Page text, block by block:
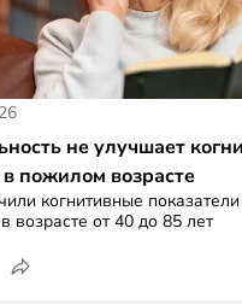
не улучшает
в пожилом возрасте
когнитивные
возрасте от 40 до 85 лет